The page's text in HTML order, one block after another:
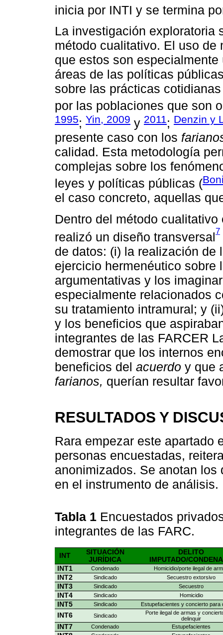
inicia por INTI y se termina
La investigación exploratoria
método cualitativo. El uso
que estos son
áreas de las políticas
sobre las prácticas
por las poblaciones que son
1995; Yin, 2009 y 2011; Denzin y
presente caso con los
calidad. Esta metodología
complejas sobre los
leyes y políticas públicas (
el caso concreto, aquellas
Dentro del método
realizó un diseño transversal7
de datos: (i) la realización de
ejercicio hermenéutico
argumentativas y los
especialmente relacionados
su tratamiento intramural; y
y los beneficios que
integrantes de las FARCER
demostrar que los internos
beneficios del acuerdo y que
farianos, querían resultar
RESULTADOS Y
Rara empezar este apartado
personas encuestadas,
anonimizados. Se anotan
en el instrumento de análisis.
Tabla 1 Encuestados
integrantes de las FARC.
INT
SITUACIÓN
JURÍDICA
DELITO
IMPUTADO/
INT1
Condenado Homicidio/porte ilegal de
INT2 Sindicado Secuestro extorsivo
INT3 Sindicado Secuestro
INT4 Sindicado Homicidio
INT5 Sindicado Estupefacientes y concierto para
INT6 Sindicado
Porte ilegal de armas y
delinquir
INT7 Condenado Estupefacientes